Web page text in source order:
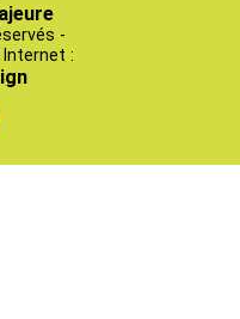
-
: